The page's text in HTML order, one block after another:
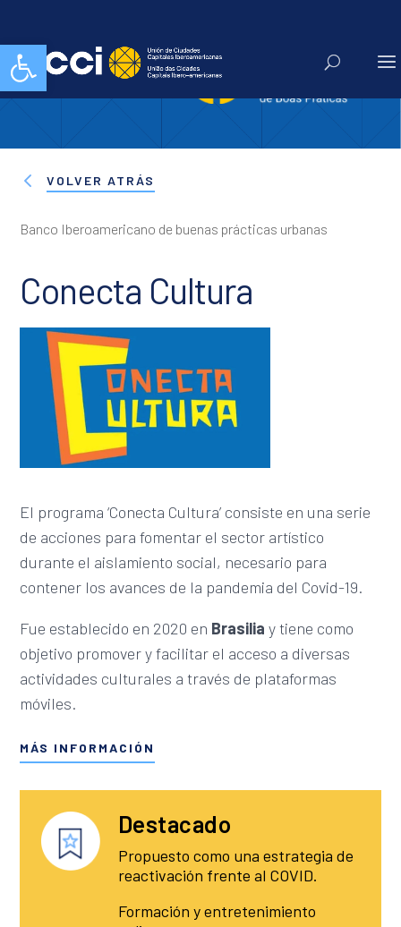
Abrir barra de herramientas
VOLVER ATRÁS
Banco Iberoamericano de buenas prácticas urbanas
Conecta Cultura
El programa ‘Conecta Cultura’ consiste en una serie
de acciones para fomentar el sector artístico
durante el aislamiento social, necesario para
contener los avances de la pandemia del Covid-19.
Fue establecido en 2020 en Brasilia y tiene como
objetivo promover y facilitar el acceso a diversas
actividades culturales a través de plataformas
móviles.
MÁS INFORMACIÓN
Destacado
Propuesto como una estrategia de
reactivación frente al COVID.
Formación y entretenimiento